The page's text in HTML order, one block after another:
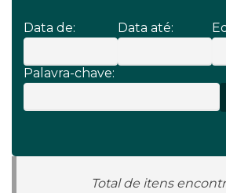
Data de: Data até:
Palavra-chave:
Total de itens